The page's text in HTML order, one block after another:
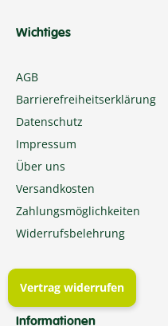
Wichtiges
AGB
Barrierefreiheitserklärung
Datenschutz
Impressum
Über uns
Versandkosten
Zahlungsmöglichkeiten
Widerrufsbelehrung
Vertrag widerrufen
Informationen